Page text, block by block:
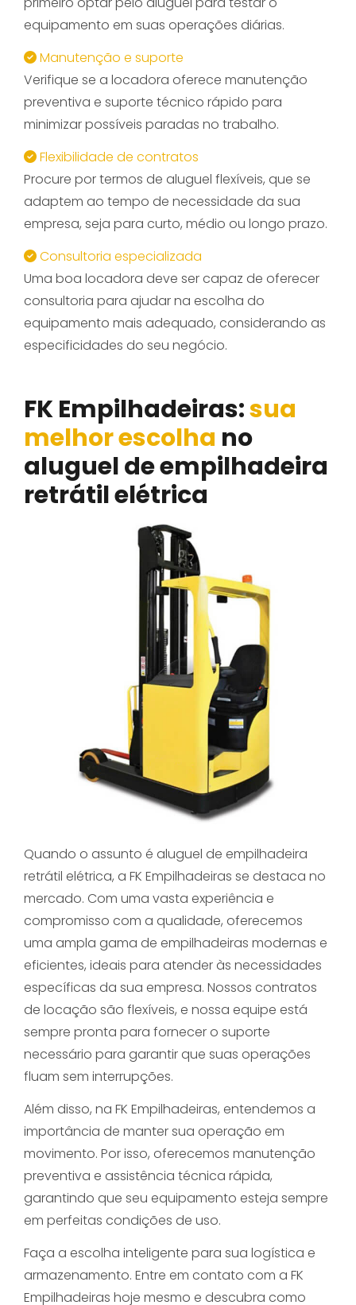
equipamento em suas operações diárias.
Manutenção e suporte
Verifique se a locadora oferece manutenção
preventiva e suporte técnico rápido para
minimizar possíveis paradas no trabalho.
Flexibilidade de contratos
Procure por termos de aluguel flexíveis, que se
adaptem ao tempo de necessidade da sua
empresa, seja para curto, médio ou longo prazo.
Consultoria especializada
Uma boa locadora deve ser capaz de oferecer
consultoria para ajudar na escolha do
equipamento mais adequado, considerando as
especificidades do seu negócio.
FK Empilhadeiras:sua
melhor escolha no
aluguel de empilhadeira
retrátil elétrica
Quando o assunto é aluguel de empilhadeira
retrátil elétrica, a FK Empilhadeiras se destaca no
mercado. Com uma vasta experiência e
compromisso com a qualidade, oferecemos
uma ampla gama de empilhadeiras modernas e
eficientes, ideais para atender às necessidades
específicas da sua empresa. Nossos contratos
de locação são flexíveis, e nossa equipe está
sempre pronta para fornecer o suporte
necessário para garantir que suas operações
fluam sem interrupções.
Além disso, na FK Empilhadeiras, entendemos a
importância de manter sua operação em
movimento. Por isso, oferecemos manutenção
preventiva e assistência técnica rápida,
garantindo que seu equipamento esteja sempre
em perfeitas condições de uso.
Faça a escolha inteligente para sua logística e
armazenamento. Entre em contato com a FK
Empilhadeiras hoje mesmo e descubra como